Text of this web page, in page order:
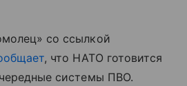
со ссылкой
, что НАТО готовится
системы ПВО.